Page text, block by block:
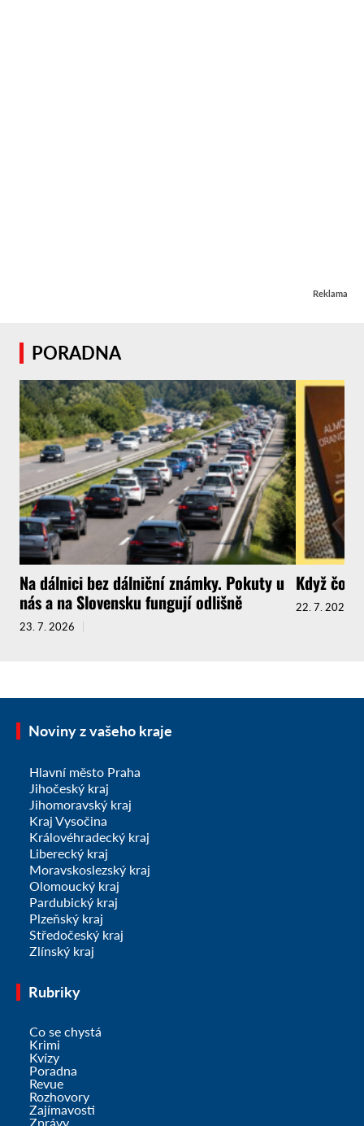
Reklama
PORADNA
Na dálnici bez dálniční známky. Pokuty u
nás a na Slovensku fungují odlišně
23. 7. 2026
Když
22. 7. 2026
Noviny z vašeho kraje
Hlavní město Praha
Jihočeský kraj
Jihomoravský kraj
Kraj Vysočina
Královéhradecký kraj
Liberecký kraj
Moravskoslezský kraj
Olomoucký kraj
Pardubický kraj
Plzeňský kraj
Středočeský kraj
Zlínský kraj
Rubriky
Co se chystá
Krimi
Kvízy
Poradna
Revue
Rozhovory
Zajímavosti
Zprávy